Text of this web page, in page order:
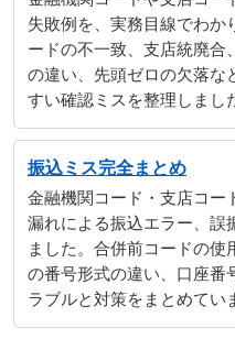
失敗例を、実務目線でわか
ードの不一致、支店統廃合
の違い、先頭ゼロの欠落な
すい確認ミスを整理しまし
振込ミス完全まとめ
金融機関コード・支店コー
漏れによる振込エラー、誤
ました。合併前コードの
の番号形式の違い、口座番
ラブルと対策をまとめてい